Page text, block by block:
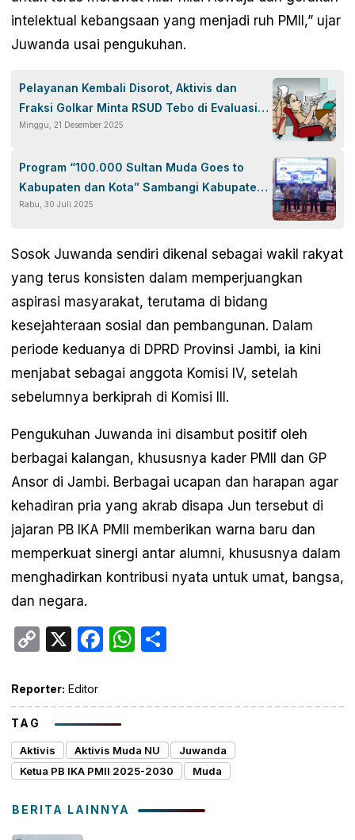
intelektual kebangsaan yang menjadi ruh PMII,” ujar
Juwanda usai pengukuhan.
Pelayanan Kembali Disorot, Aktivis dan
Fraksi Golkar Minta RSUD Tebo di Evaluasi
Total
Minggu, 21 Desember 2025
Program “100.000 Sultan Muda Goes to
Kabupaten dan Kota” Sambangi Kabupaten
Musi Rawas
Rabu, 30 Juli 2025
Sosok Juwanda sendiri dikenal sebagai wakil rakyat
yang terus konsisten dalam memperjuangkan
aspirasi masyarakat, terutama di bidang
kesejahteraan sosial dan pembangunan. Dalam
periode keduanya di DPRD Provinsi Jambi, ia kini
menjabat sebagai anggota Komisi IV, setelah
sebelumnya berkiprah di Komisi III.
Pengukuhan Juwanda ini disambut positif oleh
berbagai kalangan, khususnya kader PMII dan GP
Ansor di Jambi. Berbagai ucapan dan harapan agar
kehadiran pria yang akrab disapa Jun tersebut di
jajaran PB IKA PMII memberikan warna baru dan
memperkuat sinergi antar alumni, khususnya dalam
menghadirkan kontribusi nyata untuk umat, bangsa,
dan negara.
Copy
X Facebook
WhatsApp
Reporter: Editor
TAG
Aktivis Aktivis Muda NU
Juwanda
Ketua PB IKA PMII 2025-2030
Muda
BERITA LAINNYA